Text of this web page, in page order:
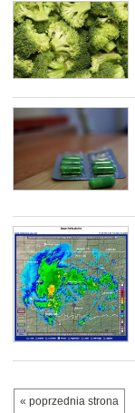
« poprzednia strona